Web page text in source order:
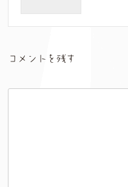
コメントを残す